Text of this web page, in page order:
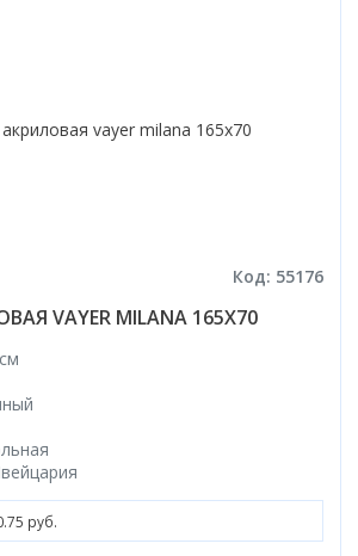
Код: 55176
VAYER MILANA 165X70
руб.